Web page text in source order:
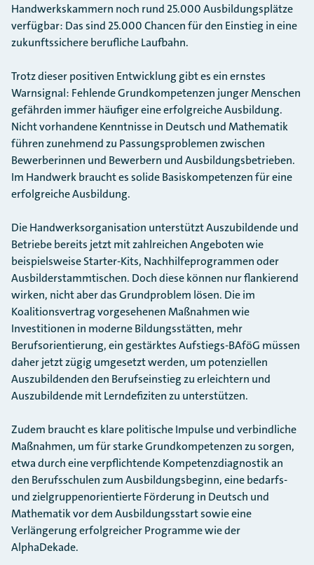
Handwerkskammern noch rund 25.000 Ausbildungsplätze
verfügbar: Das sind 25.000 Chancen für den Einstieg in eine
zukunftssichere berufliche Laufbahn.
Trotz dieser positiven Entwicklung gibt es ein ernstes
Warnsignal: Fehlende Grundkompetenzen junger Menschen
gefährden immer häufiger eine erfolgreiche Ausbildung.
Nicht vorhandene Kenntnisse in Deutsch und Mathematik
führen zunehmend zu Passungsproblemen zwischen
Bewerberinnen und Bewerbern und Ausbildungsbetrieben.
Im Handwerk braucht es solide Basiskompetenzen für eine
erfolgreiche Ausbildung.
Die Handwerksorganisation unterstützt Auszubildende und
Betriebe bereits jetzt mit zahlreichen Angeboten wie
beispielsweise Starter-Kits, Nachhilfeprogrammen oder
Ausbilderstammtischen. Doch diese können nur flankierend
wirken, nicht aber das Grundproblem lösen. Die im
Koalitionsvertrag vorgesehenen Maßnahmen wie
Investitionen in moderne Bildungsstätten, mehr
Berufsorientierung, ein gestärktes Aufstiegs-BAföG müssen
daher jetzt zügig umgesetzt werden, um potenziellen
Auszubildenden den Berufseinstieg zu erleichtern und
Auszubildende mit Lerndefiziten zu unterstützen.
Zudem braucht es klare politische Impulse und verbindliche
Maßnahmen, um für starke Grundkompetenzen zu sorgen,
etwa durch eine verpflichtende Kompetenzdiagnostik an
den Berufsschulen zum Ausbildungsbeginn, eine bedarfs-
und zielgruppenorientierte Förderung in Deutsch und
Mathematik vor dem Ausbildungsstart sowie eine
Verlängerung erfolgreicher Programme wie der
AlphaDekade.